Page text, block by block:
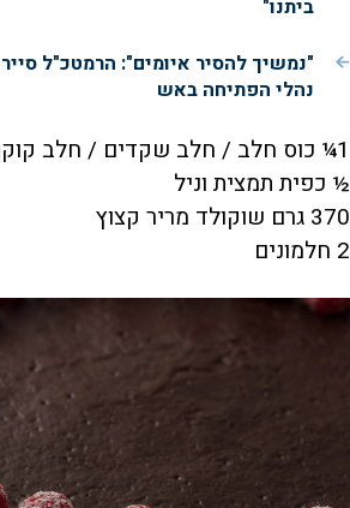
ביתנו"
"נמשיך להסיר איומים": הרמטכ"ל
נהלי הפתיחה באש
1¼ כוס חלב / חלב שקדים / חלב קוקוס
½ כפית תמצית וניל
370 גרם שוקולד מריר קצוץ
2 חלמונים